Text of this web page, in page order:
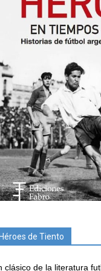
de Tiento
clásico de la literatura